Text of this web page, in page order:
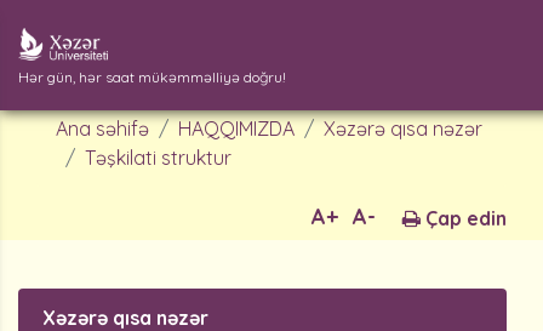
Hər gün, hər saat mükəmməlliyə doğru!
Ana səhifə HAQQIMIZDA
Xəzərə qısa nəzər
Təşkilati struktur
Çap edin
A-
A+
Xəzərə qısa nəzər